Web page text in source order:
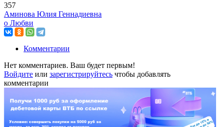
357
Аминова Юлия Геннадиевна
о Любви
Комментарии
Нет комментариев. Ваш будет первым!
Войдите или зарегистрируйтесь чтобы добавлять
комментарии